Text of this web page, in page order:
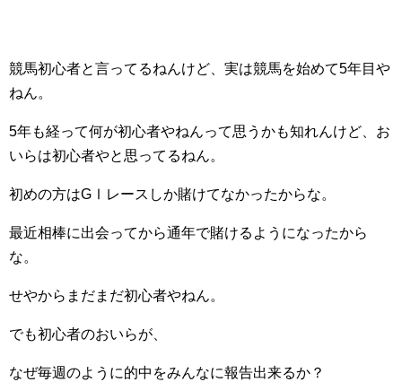
競馬初心者と言ってるねんけど、実は競馬を始めて5年目や
ねん。
5年も経って何が初心者やねんって思うかも知れんけど、お
いらは初心者やと思ってるねん。
初めの方はGⅠレースしか賭けてなかったからな。
最近相棒に出会ってから通年で賭けるようになったから
な。
せやからまだまだ初心者やねん。
でも初心者のおいらが、
なぜ毎週のように的中をみんなに報告出来るか？